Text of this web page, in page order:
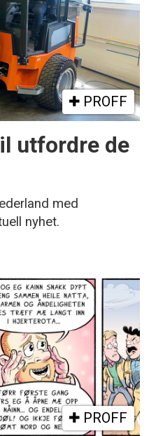
PROFF
utfordre de
med
nyhet.
PROFF